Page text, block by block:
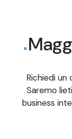
Richiedi
Saremo
business